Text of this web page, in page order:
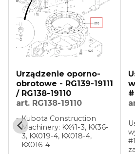
Uszczelka kolektora
wydechowego
#16299-12360
art. 16299-12360
Uszczelka kolektora
wydechowego numer:
#16299-12360, 1629912360
zastępstwo dla: #16241-